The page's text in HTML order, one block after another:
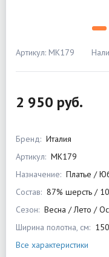
Артикул: MK179
2 950 руб.
Бренд: Италия
Артикул: MK179
Назначение: Платье /
Состав: 87% шерсть /
Сезон: Весна / Лето /
Ширина полотна, см: 150
Все характеристики